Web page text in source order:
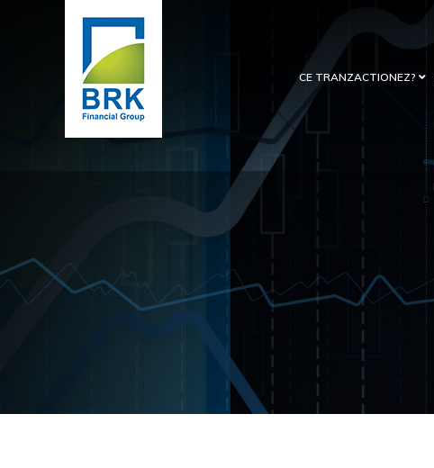
CE TRANZACTIONEZ?